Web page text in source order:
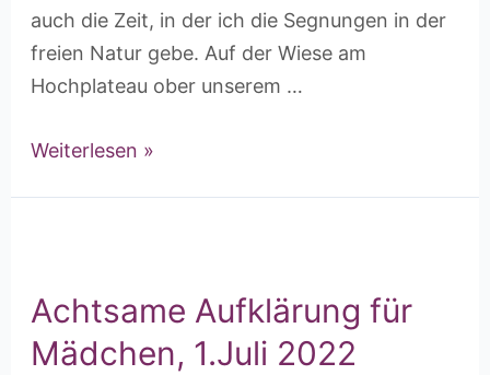
auch die Zeit, in der ich die Segnungen in der
freien Natur gebe. Auf der Wiese am
Hochplateau ober unserem …
Weiterlesen »
Achtsame Aufklärung für
Mädchen, 1.Juli 2022